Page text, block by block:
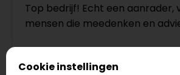
Top bedrijf! Echt een aanrader,
mensen die meedenken en
Cookie instellingen